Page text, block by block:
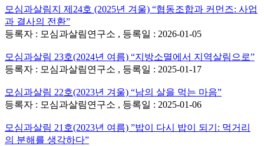
모심과살림지 제24호 (2025년 겨울) “협동조합과 커먼즈: 사업
과 결사의 전환”
등록자 : 모심과살림연구소 , 등록일 : 2026-01-05
모심과살림 23호(2024년 여름) “지방소멸에서 지역살림으로”
등록자 : 모심과살림연구소 , 등록일 : 2025-01-17
모심과살림 22호(2023년 겨울) “남의 살을 먹는 마음”
등록자 : 모심과살림연구소 , 등록일 : 2025-01-06
모심과살림 21호(2023년 여름) ”밥이 다시 밥이 되기: 먹거리
의 분해를 생각하다”